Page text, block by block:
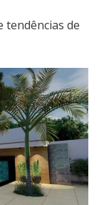
tendências de